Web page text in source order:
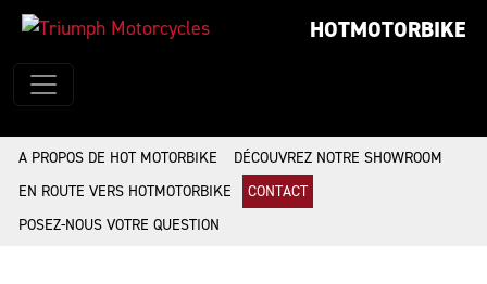
HOTMOTORBIKE
A PROPOS DE HOT MOTORBIKE
DÉCOUVREZ NOTRE SHOWROOM
EN ROUTE VERS HOTMOTORBIKE
CONTACT
POSEZ-NOUS VOTRE QUESTION